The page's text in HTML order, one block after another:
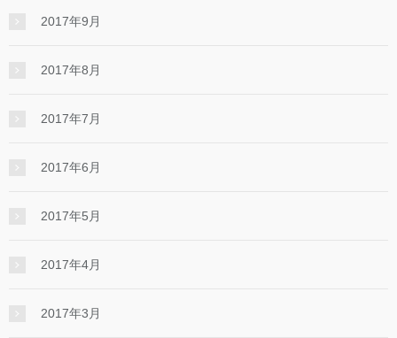
2017年9月
2017年8月
2017年7月
2017年6月
2017年5月
2017年4月
2017年3月